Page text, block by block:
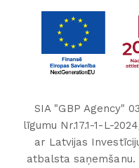
SIA "GBP Agency"
līgumu Nr.17.1-1-L-
ar Latvijas
atbalsta saņemšanu.